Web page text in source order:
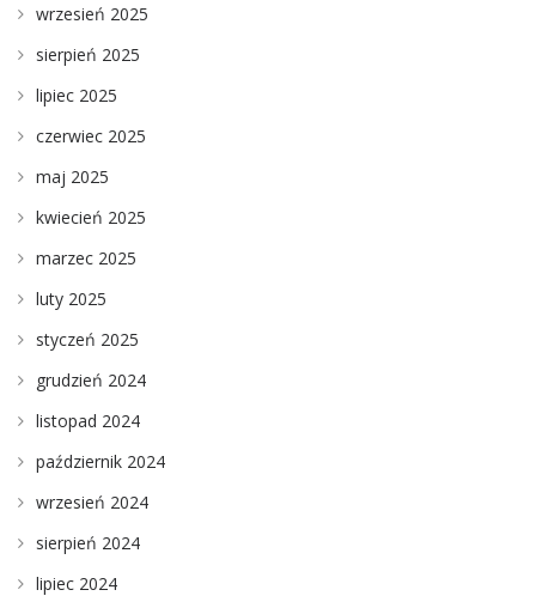
wrzesień 2025
sierpień 2025
lipiec 2025
czerwiec 2025
maj 2025
kwiecień 2025
marzec 2025
luty 2025
styczeń 2025
grudzień 2024
listopad 2024
październik 2024
wrzesień 2024
sierpień 2024
lipiec 2024